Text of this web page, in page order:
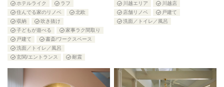
ホテルライク
ラフ
住んでる家のリノベ
北欧
収納
吹き抜け
子どもが遊べる
家事ラク間取り
戸建て
書斎/ワークスペース
洗面／トイレ／風呂
玄関/エントランス
耐震
川越エリア
川越店
店舗リノベ
戸建て
洗面／トイレ／風呂